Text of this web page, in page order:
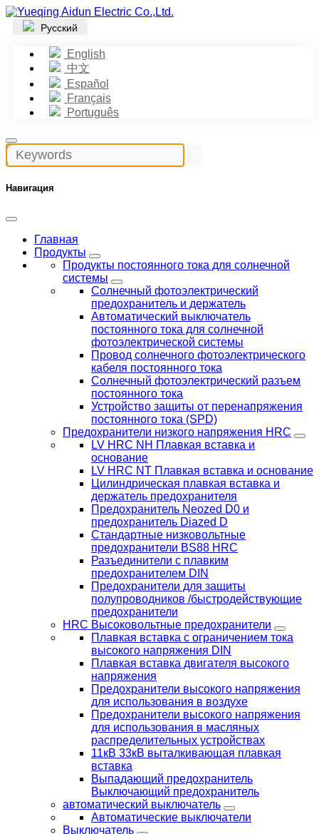
Русский
English
中文
Español
Français
Português
Навигация
Главная
Продукты
Продукты постоянного тока для солнечной
системы
Солнечный фотоэлектрический
предохранитель и держатель
Автоматический выключатель
постоянного тока для солнечной
фотоэлектрической системы
Провод солнечного фотоэлектрического
кабеля постоянного тока
Солнечный фотоэлектрический разъем
постоянного тока
Устройство защиты от перенапряжения
постоянного тока (SPD)
Предохранители низкого напряжения HRC
LV HRC NH Плавкая вставка и
основание
LV HRC NT Плавкая вставка и основание
Цилиндрическая плавкая вставка и
держатель предохранителя
Предохранитель Neozed D0 и
предохранитель Diazed D
Стандартные низковольтные
предохранители BS88 HRC
Разъединители с плавким
предохранителем DIN
Предохранители для защиты
полупроводников /быстродействующие
предохранители
HRC Высоковольтные предохранители
Плавкая вставка с ограничением тока
высокого напряжения DIN
Плавкая вставка двигателя высокого
напряжения
Предохранители высокого напряжения
для использования в воздухе
Предохранители высокого напряжения
для использования в масляных
распределительных устройствах
11кВ 33кВ выталкивающая плавкая
вставка
Выпадающий предохранитель
Выключающий предохранитель
автоматический выключатель
Автоматические выключатели
Выключатель